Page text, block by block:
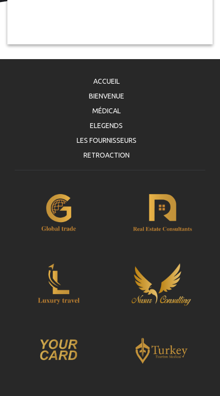
ACCUEIL
BIENVENUE
MÉDICAL
ELEGENDS
LES FOURNISSEURS
RETROACTION